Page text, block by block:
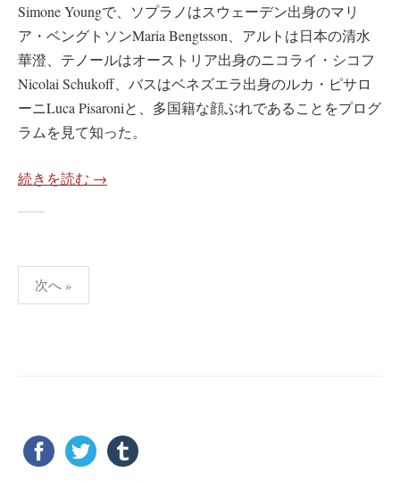
Simone Youngで、ソプラノはスウェーデン出身のマリ
ア・ベングトソンMaria Bengtsson、アルトは日本の清水
華澄、テノールはオーストリア出身のニコライ・シコフ
Nicolai Schukoff、バスはベネズエラ出身のルカ・ピサロ
ーニLuca Pisaroniと、多国籍な顔ぶれであることをプログ
ラムを見て知った。
続きを読む →
投
稿
シ
ョ
次へ »